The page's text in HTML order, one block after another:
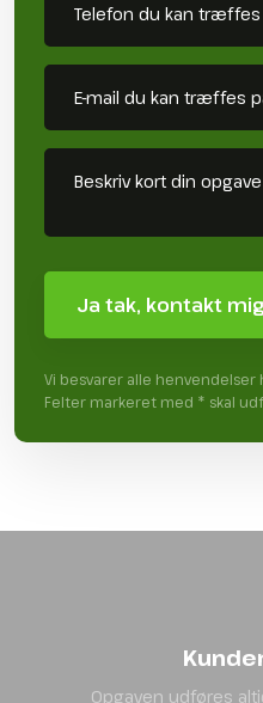
Vi besvarer alle henvendelser
Felter markeret med * skal
Opgaven udføres